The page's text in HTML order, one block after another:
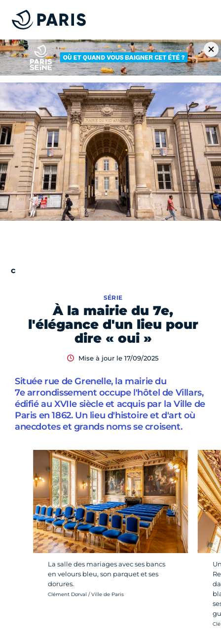
À la mairie du 7e,
l'élégance d'un lieu pour
dire « oui »
SÉRIE
Mise à jour le 17/09/2025
Située rue de Grenelle, la mairie du
7e arrondissement occupe l'hôtel de Villars,
édifié au XVIIe siècle et acquis par la Ville de
Paris en 1862. Un lieu d'histoire et d'art où
anecdotes et grands noms se croisent.
La salle des mariages avec ses bancs
en velours bleu, son parquet et ses
dorures.
Crédit photo :
Clément Dorval / Ville de Paris